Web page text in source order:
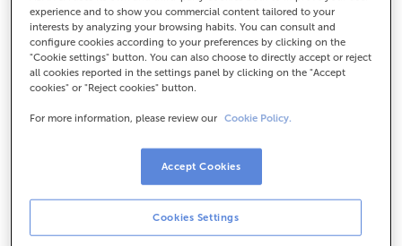
Junts deixem empremta
En un món on la responsabilitat social i ambiental és
compromís amb la sostenibilitat sigui com el nostre.
Per això, cada ressenya que rebem de clients com tu
reforestar els nostres boscos
experience and to show you commercial content tailored to your
interests by analyzing your browsing habits. You can consult and
configure cookies according to your preferences by clicking on the
"Cookie settings" button. You can also choose to directly accept or reject
all cookies reported in the settings panel by clicking on the "Accept
cookies" or "Reject cookies" button.
For more information, please review our Cookie Policy.
Cookies Settings
Accept Cookies